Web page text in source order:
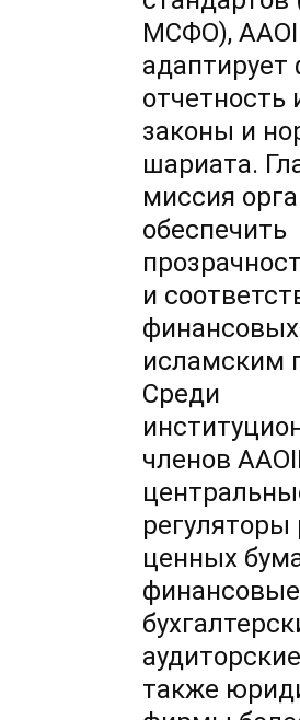
МСФО),
отчетность
законы и
шариата.
миссия
обеспечить
и
исламским
Среди
членов
ценных
также